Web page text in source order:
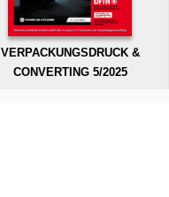
VERPACKUNGSDRUCK &
CONVERTING 5/2025